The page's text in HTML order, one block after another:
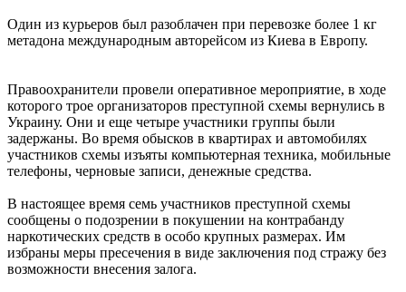
Один из курьеров был разоблачен при перевозке более 1 кг
метадона международным авторейсом из Киева в Европу.
Правоохранители провели оперативное мероприятие, в ходе
которого трое организаторов преступной схемы вернулись в
Украину. Они и еще четыре участники группы были
задержаны. Во время обысков в квартирах и автомобилях
участников схемы изъяты компьютерная техника, мобильные
телефоны, черновые записи, денежные средства.
В настоящее время семь участников преступной схемы
сообщены о подозрении в покушении на контрабанду
наркотических средств в особо крупных размерах. Им
избраны меры пресечения в виде заключения под стражу без
возможности внесения залога.